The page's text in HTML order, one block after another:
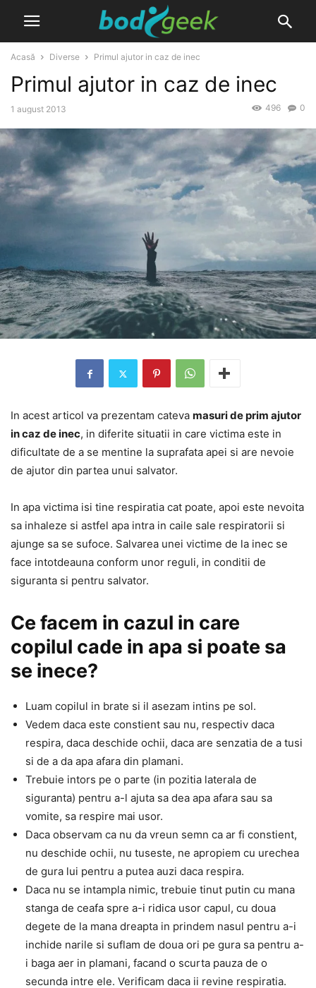
Acasă Diverse Primul ajutor in caz de inec
Primul ajutor in caz de inec
1 august 2013 0
496
In acest articol va prezentam cateva masuri de prim ajutor
in caz de inec, in diferite situatii in care victima este in
dificultate de a se mentine la suprafata apei si are nevoie
de ajutor din partea unui salvator.
In apa victima isi tine respiratia cat poate, apoi este nevoita
sa inhaleze si astfel apa intra in caile sale respiratorii si
ajunge sa se sufoce. Salvarea unei victime de la inec se
face intotdeauna conform unor reguli, in conditii de
siguranta si pentru salvator.
Ce facem in cazul in care
copilul cade in apa si poate sa
se inece?
Luam copilul in brate si il asezam intins pe sol.
Vedem daca este constient sau nu, respectiv daca
respira, daca deschide ochii, daca are senzatia de a tusi
si de a da apa afara din plamani.
Trebuie intors pe o parte (in pozitia laterala de
siguranta) pentru a-l ajuta sa dea apa afara sau sa
vomite, sa respire mai usor.
Daca observam ca nu da vreun semn ca ar fi constient,
nu deschide ochii, nu tuseste, ne apropiem cu urechea
de gura lui pentru a putea auzi daca respira.
Daca nu se intampla nimic, trebuie tinut putin cu mana
stanga de ceafa spre a-i ridica usor capul, cu doua
degete de la mana dreapta in prindem nasul pentru a-i
inchide narile si suflam de doua ori pe gura sa pentru a-
i baga aer in plamani, facand o scurta pauza de o
secunda intre ele. Verificam daca ii revine respiratia.